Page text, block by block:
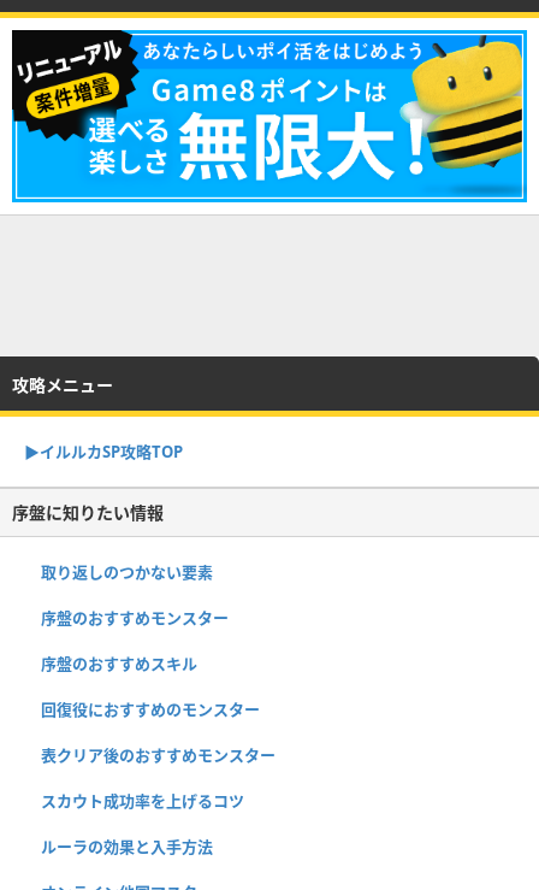
攻略メニュー
▶︎イルルカSP攻略TOP
序盤に知りたい情報
取り返しのつかない要素
序盤のおすすめモンスター
序盤のおすすめスキル
回復役におすすめのモンスター
表クリア後のおすすめモンスター
スカウト成功率を上げるコツ
ルーラの効果と入手方法